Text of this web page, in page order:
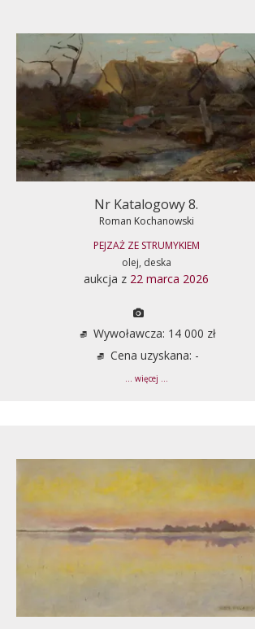
Nr Katalogowy 8.
Roman Kochanowski
PEJZAŻ ZE STRUMYKIEM
olej, deska
aukcja z 22 marca 2026
Wywoławcza: 14 000 zł
Cena uzyskana: -
... więcej ...